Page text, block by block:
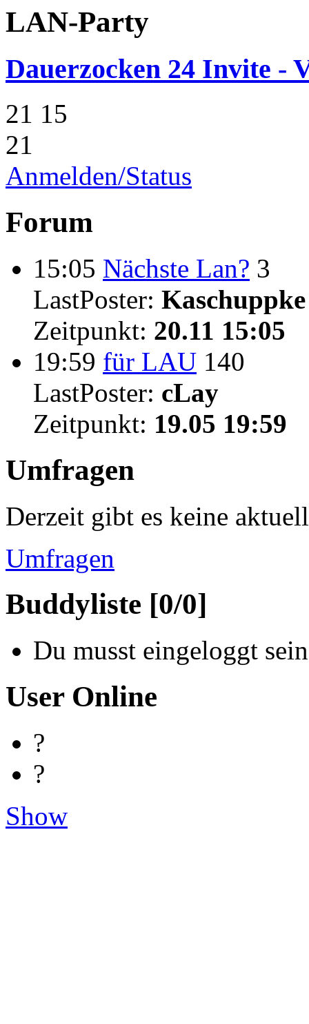
LAN-Party
Dauerzocken 24 Invite -
21 15
21
Anmelden/Status
Forum
15:05 Nächste Lan? 3
LastPoster: Kaschuppke
Zeitpunkt: 20.11 15:05
19:59 für LAU 140
LastPoster: cLay
Zeitpunkt: 19.05 19:59
Umfragen
Derzeit gibt es keine
Umfragen
Buddyliste [0/0]
Du musst eingeloggt
User Online
?
?
Show